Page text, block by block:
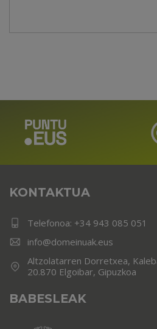
KONTAKTUA
Telefonoa: +34 943 085 051
info@domeinuak.eus
Altzolatarren Dorretxea,
20.870 Elgoibar, Gipuzkoa
BABESLEAK